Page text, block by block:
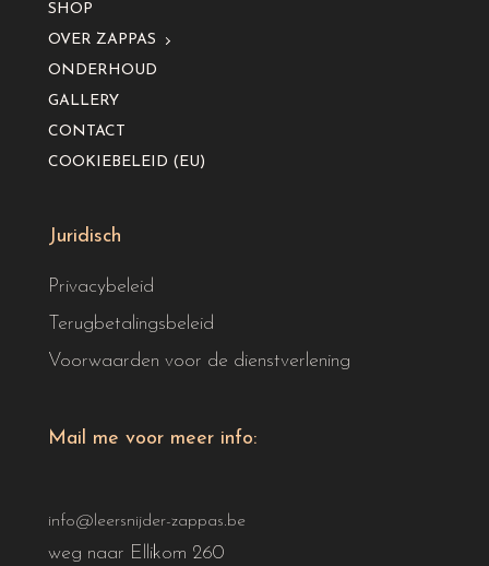
SHOP
OVER ZAPPAS
ONDERHOUD
GALLERY
CONTACT
COOKIEBELEID (EU)
Juridisch
Privacybeleid
Terugbetalingsbeleid
Voorwaarden voor de dienstverlening
Mail me voor meer info:
info@leersnijder-zappas.be
weg naar Ellikom 260